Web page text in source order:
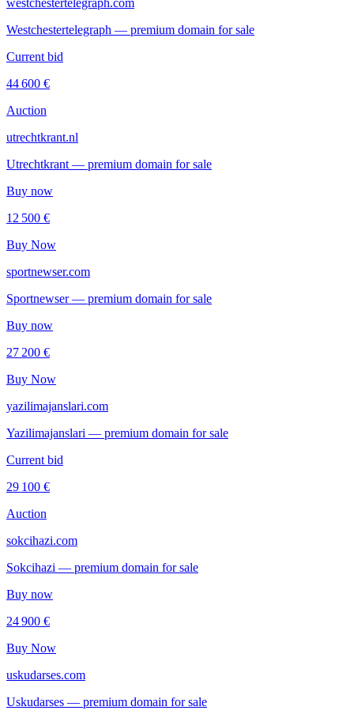
Westchestertelegraph — premium domain for sale
Current bid
44 600 €
Auction
utrechtkrant.nl
Utrechtkrant — premium domain for sale
Buy now
12 500 €
Buy Now
sportnewser.com
Sportnewser — premium domain for sale
Buy now
27 200 €
Buy Now
yazilimajanslari.com
Yazilimajanslari — premium domain for sale
Current bid
29 100 €
Auction
sokcihazi.com
Sokcihazi — premium domain for sale
Buy now
24 900 €
Buy Now
uskudarses.com
Uskudarses — premium domain for sale